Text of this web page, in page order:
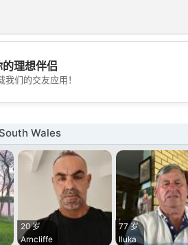
💖
的理想伴侣
我们的交友应用！
Wales
20 岁
Arncliffe
77 岁
Iluka